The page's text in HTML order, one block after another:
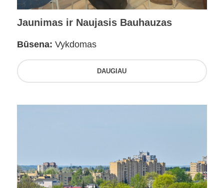
Jaunimas ir Naujasis Bauhauzas
Būsena: Vykdomas
DAUGIAU